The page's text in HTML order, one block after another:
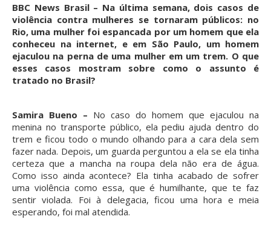
BBC News Brasil – Na última semana, dois casos de
violência contra mulheres se tornaram públicos: no
Rio, uma mulher foi espancada por um homem que ela
conheceu na internet, e em São Paulo, um homem
ejaculou na perna de uma mulher em um trem. O que
esses casos mostram sobre como o assunto é
tratado no Brasil?
Samira Bueno – No caso do homem que ejaculou na
menina no transporte público, ela pediu ajuda dentro do
trem e ficou todo o mundo olhando para a cara dela sem
fazer nada. Depois, um guarda perguntou a ela se ela tinha
certeza que a mancha na roupa dela não era de água.
Como isso ainda acontece? Ela tinha acabado de sofrer
uma violência como essa, que é humilhante, que te faz
sentir violada. Foi à delegacia, ficou uma hora e meia
esperando, foi mal atendida.